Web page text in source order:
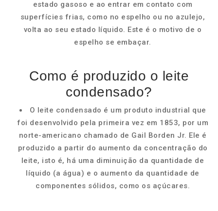
estado gasoso e ao entrar em contato com
superfícies frias, como no espelho ou no azulejo,
volta ao seu estado líquido. Este é o motivo de o
espelho se embaçar.
Como é produzido o leite
condensado?
O leite condensado é um produto industrial que
foi desenvolvido pela primeira vez em 1853, por um
norte-americano chamado de Gail Borden Jr. Ele é
produzido a partir do aumento da concentração do
leite, isto é, há uma diminuição da quantidade de
líquido (a água) e o aumento da quantidade de
componentes sólidos, como os açúcares.